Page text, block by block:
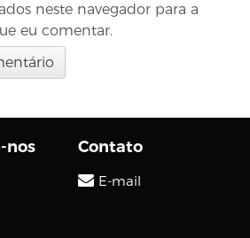
neste navegador para a
eu comentar.
nos Contato
E-mail